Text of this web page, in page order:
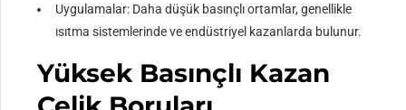
Uygulamalar: Daha düşük basınçlı ortamlar, genellikle
ısıtma sistemlerinde ve endüstriyel kazanlarda bulunur.
Yüksek Basınçlı Kazan